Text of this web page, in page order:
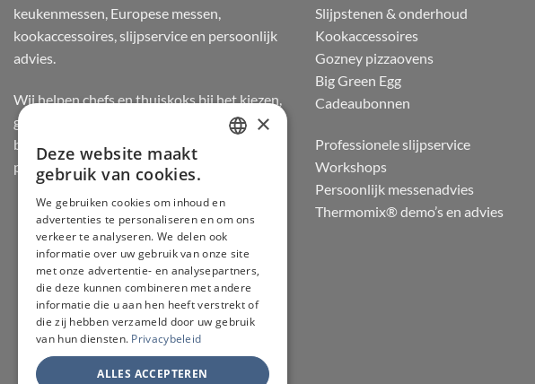
keukenmessen, Europese messen,
kookaccessoires, slijpservice en persoonlijk
advies.
Wij helpen chefs en thuiskoks bij het kiezen,
gebruiken en onderhouden van messen, op
basis van staalsoort, balans, snijgevoel en
praktijkervaring.
Slijpstenen & onderhoud
Kookaccessoires
Gozney pizzaovens
Big Green Egg
Cadeaubonnen
Professionele slijpservice
Workshops
Persoonlijk messenadvies
Thermomix® demo’s en advies
GERMAN
ENGLISH
×
Deze website maakt
gebruik van cookies.
We gebruiken cookies om inhoud en
advertenties te personaliseren en om ons
verkeer te analyseren. We delen ook
informatie over uw gebruik van onze site
met onze advertentie- en analysepartners,
die deze kunnen combineren met andere
informatie die u aan hen heeft verstrekt of
die zij hebben verzameld door uw gebruik
van hun diensten. Privacybeleid
ALLES ACCEPTEREN